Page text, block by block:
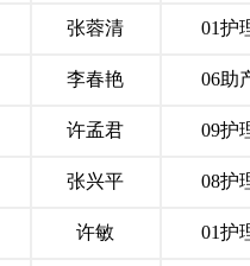
张蓉清 01护
李春艳 06助
许孟君 09护
张兴平 08护
许敏 01护